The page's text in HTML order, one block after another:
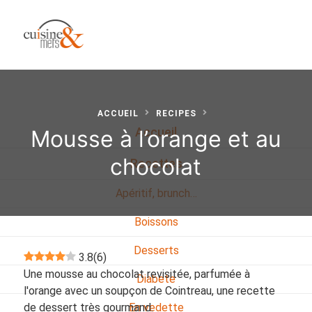
Accueil
Recettes
Apéritif, brunch…
Boissons
Desserts
Diabete
En vedette
ACCUEIL RECIPES
Mousse à l’orange et au
chocolat
3.8(6)
Une mousse au chocolat revisitée, parfumée à
l'orange avec un soupçon de Cointreau, une recette
de dessert très gourmand.